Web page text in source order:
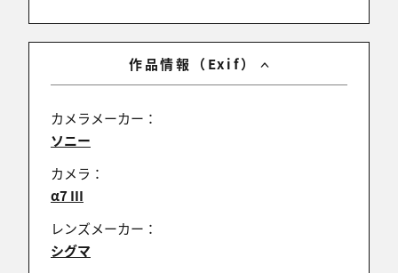
て頂けたら幸いです。
ぎらぎらの夏がやってまいりました。皆さま暑さ対策
い。
今年の夏も皆様がたくさんのシャッターチャンスが
作品情報（Exif）
カメラメーカー：
ソニー
カメラ：
α7 III
レンズメーカー：
シグマ